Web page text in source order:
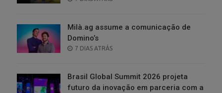
Milà.ag assume a comunicação de
Domino’s
POSTED
7 DIAS ATRÁS
Brasil Global Summit 2026 projeta
futuro da inovação em parceria com a